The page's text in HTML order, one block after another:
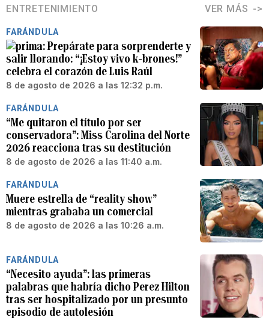
ENTRETENIMIENTO VER MÁS
FARÁNDULA
Prepárate para sorprenderte y
salir llorando: “¡Estoy vivo k-brones!”
celebra el corazón de Luis Raúl
8 de agosto de 2026 a las 12:32 p.m.
FARÁNDULA
“Me quitaron el título por ser
conservadora”: Miss Carolina del Norte
2026 reacciona tras su destitución
8 de agosto de 2026 a las 11:40 a.m.
FARÁNDULA
Muere estrella de “reality show”
mientras grababa un comercial
8 de agosto de 2026 a las 10:26 a.m.
FARÁNDULA
“Necesito ayuda”: las primeras
palabras que habría dicho Perez Hilton
tras ser hospitalizado por un presunto
episodio de autolesión